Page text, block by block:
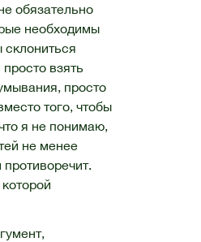
обязательно
необходимы
склониться
взять
просто
того, чтобы
я не понимаю,
не менее